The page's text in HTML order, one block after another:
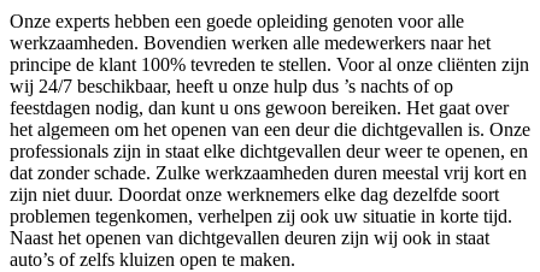
Onze experts hebben een goede opleiding genoten voor alle
werkzaamheden. Bovendien werken alle medewerkers naar het
principe de klant 100% tevreden te stellen. Voor al onze cliënten zijn
wij 24/7 beschikbaar, heeft u onze hulp dus ’s nachts of op
feestdagen nodig, dan kunt u ons gewoon bereiken. Het gaat over
het algemeen om het openen van een deur die dichtgevallen is. Onze
professionals zijn in staat elke dichtgevallen deur weer te openen, en
dat zonder schade. Zulke werkzaamheden duren meestal vrij kort en
zijn niet duur. Doordat onze werknemers elke dag dezelfde soort
problemen tegenkomen, verhelpen zij ook uw situatie in korte tijd.
Naast het openen van dichtgevallen deuren zijn wij ook in staat
auto’s of zelfs kluizen open te maken.